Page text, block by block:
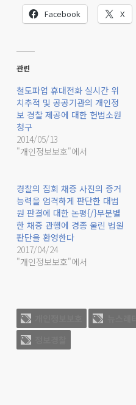
Facebook X
관련
철도파업 휴대전화 실시간 위
치추적 및 공공기관의 개인정
보 경찰 제공에 대한 헌법소원
청구
2014/05/13
"개인정보보호"에서
경찰의 집회 채증 사진의 증거
능력을 엄격하게 판단한 대법
원 판결에 대한 논평{/}무분별
한 채증 관행에 경종 울린 법원
판단을 환영한다
2017/04/24
"개인정보보호"에서